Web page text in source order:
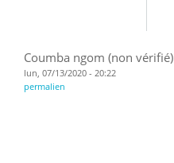
Coumba ngom (non vérifié)
lun, 07/13/2020 - 20:22
permalien